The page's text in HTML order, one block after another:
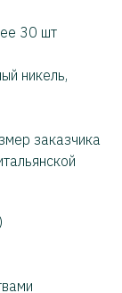
30 шт
никель,
заказчика